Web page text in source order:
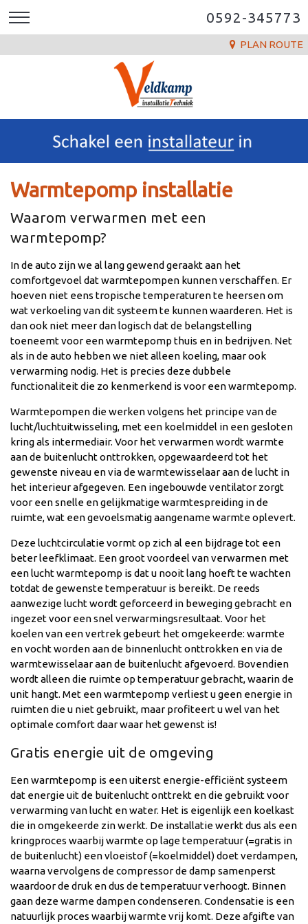
0592-345773
PLAN ROUTE
Warmtepomp installatie
Waarom verwarmen met een
warmtepomp?
In de auto zijn we al lang gewend geraakt aan het
comfortgevoel dat warmtepompen kunnen verschaffen. Er
hoeven niet eens tropische temperaturen te heersen om
wat verkoeling van dit systeem te kunnen waarderen. Het is
dan ook niet meer dan logisch dat de belangstelling
toeneemt voor een warmtepomp thuis en in bedrijven. Net
als in de auto hebben we niet alleen koeling, maar ook
verwarming nodig. Het is precies deze dubbele
functionaliteit die zo kenmerkend is voor een warmtepomp.
Warmtepompen die werken volgens het principe van de
lucht/luchtuitwisseling, met een koelmiddel in een gesloten
kring als intermediair. Voor het verwarmen wordt warmte
aan de buitenlucht onttrokken, opgewaardeerd tot het
gewenste niveau en via de warmtewisselaar aan de lucht in
het interieur afgegeven. Een ingebouwde ventilator zorgt
voor een snelle en gelijkmatige warmtespreiding in de
ruimte, wat een gevoelsmatig aangename warmte oplevert.
Deze luchtcirculatie vormt op zich al een bijdrage tot een
beter leefklimaat. Een groot voordeel van verwarmen met
een lucht warmtepomp is dat u nooit lang hoeft te wachten
totdat de gewenste temperatuur is bereikt. De reeds
aanwezige lucht wordt geforceerd in beweging gebracht en
ingezet voor een snel verwarmingsresultaat. Voor het
koelen van een vertrek gebeurt het omgekeerde: warmte
en vocht worden aan de binnenlucht onttrokken en via de
warmtewisselaar aan de buitenlucht afgevoerd. Bovendien
wordt alleen die ruimte op temperatuur gebracht, waarin de
unit hangt. Met een warmtepomp verliest u geen energie in
ruimten die u niet gebruikt, maar profiteert u wel van het
optimale comfort daar waar het gewenst is!
Gratis energie uit de omgeving
Een warmtepomp is een uiterst energie-efficiënt systeem
dat energie uit de buitenlucht onttrekt en die gebruikt voor
verwarming van lucht en water. Het is eigenlijk een koelkast
die in omgekeerde zin werkt. De installatie werkt dus als een
kringproces waarbij warmte op lage temperatuur (=gratis in
de buitenlucht) een vloeistof (=koelmiddel) doet verdampen,
waarna vervolgens de compressor de damp samenperst
waardoor de druk en dus de temperatuur verhoogt. Binnen
gaan deze warme dampen condenseren. Condensatie is een
natuurlijk proces waarbij warmte vrij komt. Deze afgifte van